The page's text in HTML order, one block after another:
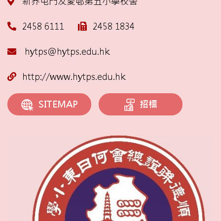
2458 6111 2458 1834
hytps@hytps.edu.hk
http://www.hytps.edu.hk
SITEMAP 招標